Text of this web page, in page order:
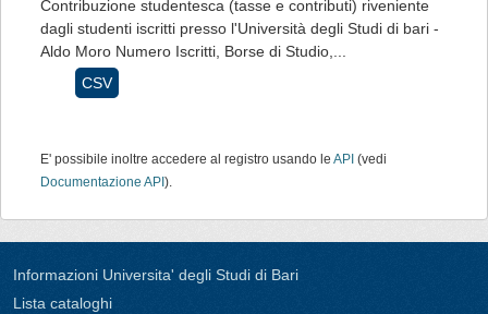
Contribuzione studentesca (tasse e contributi) riveniente
dagli studenti iscritti presso l'Università degli Studi di bari -
Aldo Moro Numero Iscritti, Borse di Studio,...
CSV
E' possibile inoltre accedere al registro usando le API (vedi
Documentazione API ).
Informazioni Universita' degli Studi di Bari
Lista cataloghi